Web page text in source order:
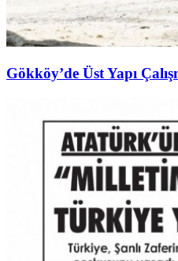
Gökköy’de Üst Yapı